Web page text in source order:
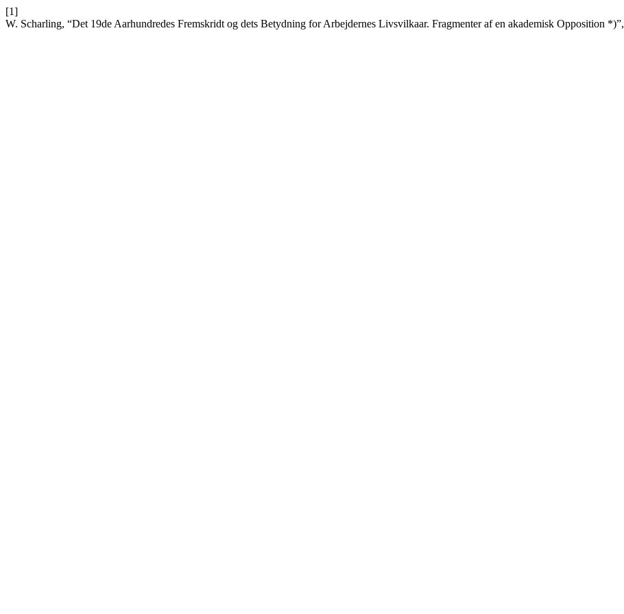
[1]
W. Scharling, “Det 19de Aarhundredes Fremskridt og dets Betydning for Arbejdernes Livsvilkaar. Fragmenter af en akademisk Opposition *)”,